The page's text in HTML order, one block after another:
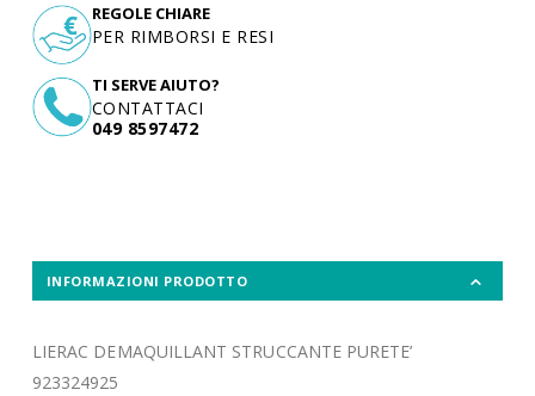
TI SERVE AIUTO?
CONTATTACI
049 8597472
REGOLE CHIARE
PER RIMBORSI E RESI
INFORMAZIONI PRODOTTO
LIERAC DEMAQUILLANT STRUCCANTE PURETE’
923324925